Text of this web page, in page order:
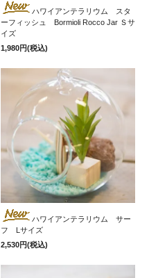
ハワイアンテラリウム スタ
ーフィッシュ Bormioli Rocco Jar Ｓサ
イズ
1,980円(税込)
ハワイアンテラリウム サー
フ Lサイズ
2,530円(税込)